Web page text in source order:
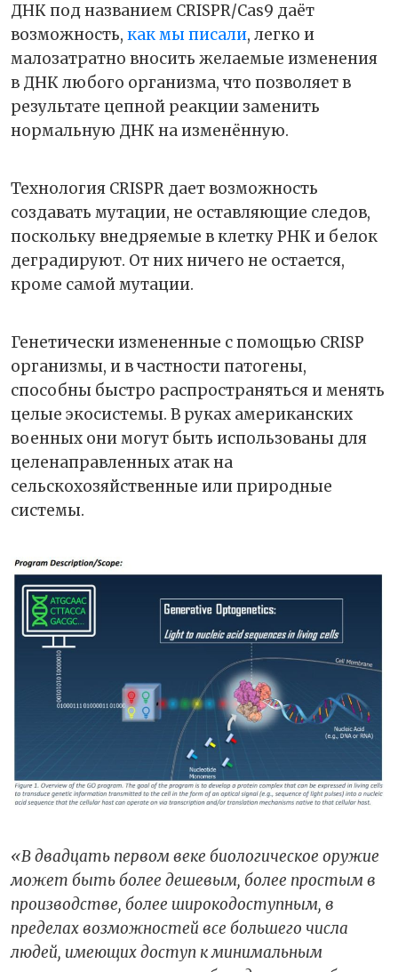
ДНК под названием CRISPR/Cas9 даёт
возможность, как мы писали, легко и
малозатратно вносить желаемые изменения
в ДНК любого организма, что позволяет в
результате цепной реакции заменить
нормальную ДНК на изменённую.
Технология CRISPR дает возможность
создавать мутации, не оставляющие следов,
поскольку внедряемые в клетку РНК и белок
деградируют. От них ничего не остается,
кроме самой мутации.
Генетически измененные с помощью CRISP
организмы, и в частности патогены,
способны быстро распространяться и менять
целые экосистемы. В руках американских
военных они могут быть использованы для
целенаправленных атак на
сельскохозяйственные или природные
системы.
«В двадцать первом веке биологическое оружие
может быть более дешевым, более простым в
производстве, более широкодоступным, в
пределах возможностей все большего числа
людей, имеющих доступ к минимальным